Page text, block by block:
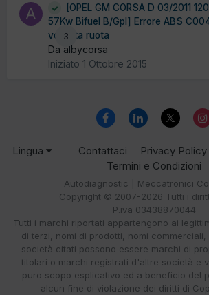
3
[OPEL GM CORSA D 03/2011
57Kw Bifuel B/Gpl] Errore ABS
velocita ruota
Da albycorsa
Iniziato 1 Ottobre 2015
Lingua Contattaci Privacy Policy
Termini e Condizioni
Autodiagnostic | Meccatronici
Copyright © 2007-2026 Tutti i
P.iva 03438870044
Tutti i marchi riportati appartengono ai
di terzi, nomi di prodotti, nomi
società citati possono essere marchi di
titolari o marchi registrati d'altre società e
puro scopo esplicativo ed a beneficio del
alcun fine di violazione dei diritti di